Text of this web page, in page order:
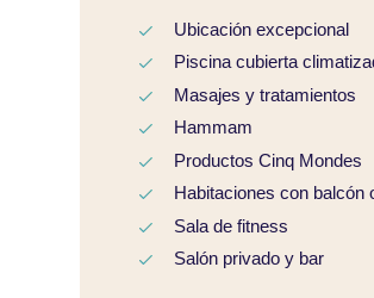
Ubicación excepcional
Piscina cubierta
Masajes y tratamientos
Hammam
Productos Cinq Mondes
Habitaciones con balcón
Sala de fitness
Salón privado y bar